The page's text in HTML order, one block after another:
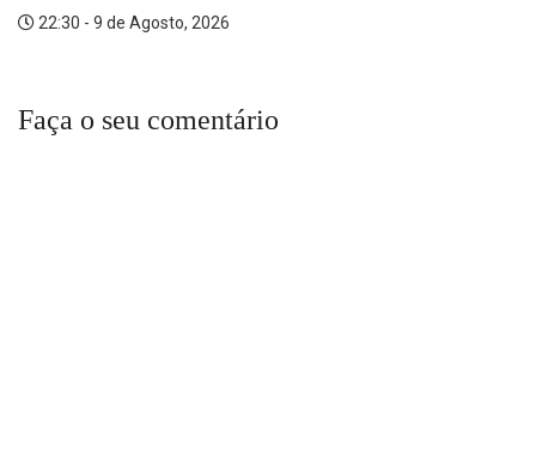
22:30 - 9 de Agosto, 2026
Faça o seu comentário